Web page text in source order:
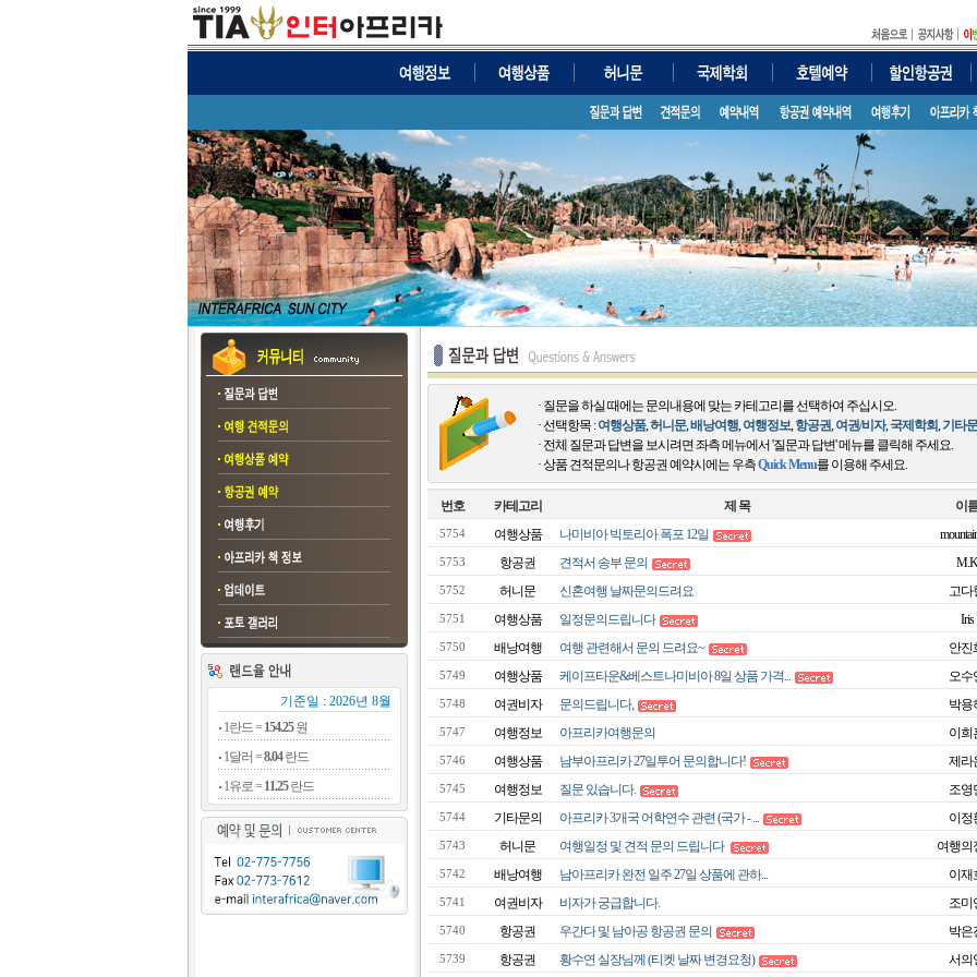
기준일 : 2026년 8월
1란드 = 154.25원
1달러 =8.04란드
1유로 = 11.25란드
· 질문을 하실 때에는 문의내용에 맞는 카테고리를 선택하여 주십시오.
· 선택항목 :여행상품,허니문,배낭여행,여행정보,항공권,여권/비자,국제학회,기타
· 전체 질문과 답변을 보시려면 좌측 메뉴에서 '질문과 답변' 메뉴를 클릭해 주세요.
· 상품 견적문의나 항공권 예약시에는 우측Quick Menu를 이용해 주세요.
번호 카테고리 제 목 이
5754 여행상품 나미비아 빅토리아 폭포 12일
5753 항공권 견적서 송부 문의 M.K
5752 허니문 신혼여행 날짜문의드려요 고다
5751 여행상품 일정문의드립니다 Iris
5750 배낭여행 여행 관련해서 문의 드려요~ 안진
5749 여행상품 케이프타운&베스트나미비아 8일 상품 가격... 오수
5748 여권비자 문의드립니다, 박용
5747 여행정보 아프리카여행문의 이희
5746 여행상품 남부아프리카 27일투어 문의합니다! 제라
5745 여행정보 질문 있습니다. 조영
5744 기타문의 아프리카 3개국 어학연수 관련 (국가 - ... 이정
5743 허니문 여행일정 및 견적 문의 드립니다 여행의
5742 배낭여행 남아프리카 완전 일주 27일 상품에 관하... 이재
5741 여권비자 비자가 궁급합니다. 조미
5740 항공권 우간다 및 남아공 항공권 문의 박은
5739 항공권 황수연 실장님께 (티켓 날짜 변경요청) 서의